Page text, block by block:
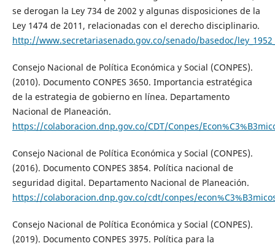
se derogan la Ley 734 de 2002 y algunas disposiciones de la
Ley 1474 de 2011, relacionadas con el derecho disciplinario.
http://www.secretariasenado.gov.co/senado/basedoc/
Consejo Nacional de Política Económica y Social (CONPES).
(2010). Documento CONPES 3650. Importancia estratégica
de la estrategia de gobierno en línea. Departamento
Nacional de Planeación.
https://colaboracion.dnp.gov.co/CDT/Conpes/
Consejo Nacional de Política Económica y Social (CONPES).
(2016). Documento CONPES 3854. Política nacional de
seguridad digital. Departamento Nacional de Planeación.
https://colaboracion.dnp.gov.co/cdt/conpes/
Consejo Nacional de Política Económica y Social (CONPES).
(2019). Documento CONPES 3975. Política para la